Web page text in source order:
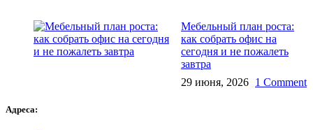
Мебельный план роста:
как собрать офис на
сегодня и не пожалеть
завтра
29 июня, 2026 1 Comment
Адреса: